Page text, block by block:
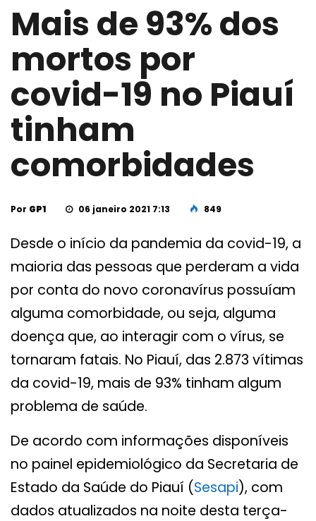
Mais de 93% dos
mortos por
covid-19 no Piauí
tinham
comorbidades
Por GP1 06 janeiro 2021 7:13 849
Desde o início da pandemia da covid-19, a
maioria das pessoas que perderam a vida
por conta do novo coronavírus possuíam
alguma comorbidade, ou seja, alguma
doença que, ao interagir com o vírus, se
tornaram fatais. No Piauí, das 2.873 vítimas
da covid-19, mais de 93% tinham algum
problema de saúde.
De acordo com informações disponíveis
no painel epidemiológico da Secretaria de
Estado da Saúde do Piauí (Sesapi), com
dados atualizados na noite desta terça-